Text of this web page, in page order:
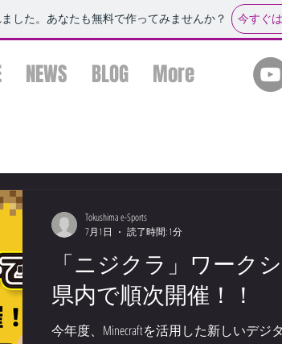
した。あなたも無料で作ってみませんか？ 今すぐ
NEWS BLOG More
「ニジクラ」ワーク
県内で順次開催！！
今年度、Minecraftを活用した新しいデジ
Tokushima e-Sports
7月1日
読了時間: 1分